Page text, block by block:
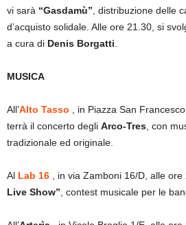
vi sarà “Gasdamù” , distribuzione delle
d’acquisto solidale. Alle ore 21.30, si
a cura di Denis Borgatti
MUSICA
All’Alto Tasso
, in Piazza San
terrà il concerto degli Arco-Tres , con
tradizionale ed originale.
Al Lab 16 , in via Zamboni 16/D, alle
Live Show” , contest musicale per le